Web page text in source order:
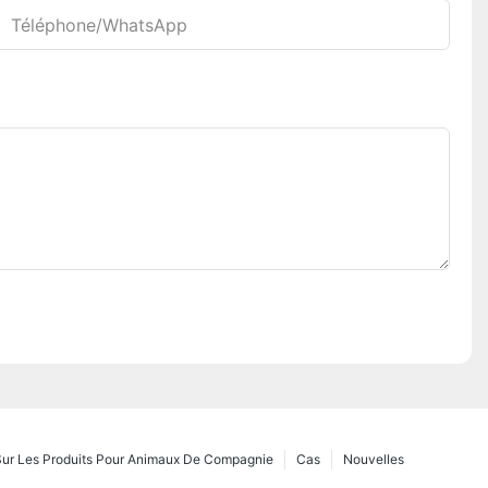
Téléphone/WhatsApp
Nouvelles
Cas
Les Produits Pour Animaux De Compagnie